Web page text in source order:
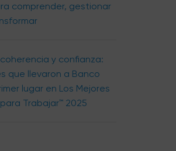
comprender, gestionar
y confianza:
que llevaron a Banco
lugar en Los Mejores
Trabajar™ 2025